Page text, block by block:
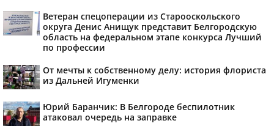
Ветеран спецоперации из Старооскольского
округа Денис Анищук представит Белгородскую
область на федеральном этапе конкурса Лучший
по профессии
От мечты к собственному делу: история флориста
из Дальней Игуменки
Юрий Баранчик: В Белгороде беспилотник
атаковал очередь на заправке